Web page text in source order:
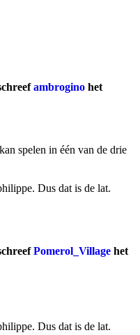
ambrogino het
spelen in één van de drie
Dus dat is de lat.
Pomerol_Village het
Dus dat is de lat.